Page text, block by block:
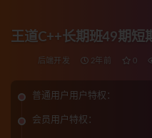
王道C++长期班49期短
后端开发 2年前 0
普通用户用户特权：
会员用户特权：